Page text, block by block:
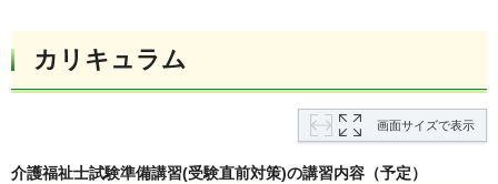
カリキュラム
画面サイズで表示
介護福祉士試験準備講習(受験直前対策)の講習内容（予定）